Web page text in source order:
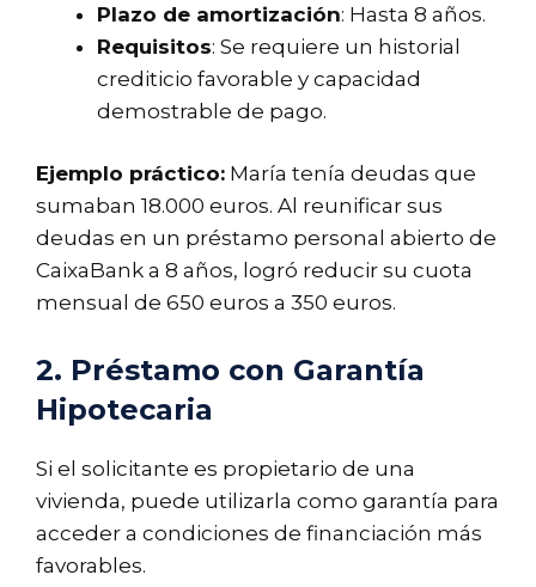
Plazo de amortización: Hasta 8 años.
Requisitos: Se requiere un historial
crediticio favorable y capacidad
demostrable de pago.
Ejemplo práctico: María tenía deudas que
sumaban 18.000 euros. Al reunificar sus
deudas en un préstamo personal abierto de
CaixaBank a 8 años, logró reducir su cuota
mensual de 650 euros a 350 euros.
2. Préstamo con Garantía
Hipotecaria
Si el solicitante es propietario de una
vivienda, puede utilizarla como garantía para
acceder a condiciones de financiación más
favorables.